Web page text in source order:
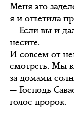
Меня это
я и ответила
— Если вы и
несите.
И совсем от
смотреть. Мы
за домами
— Господь
голос пророк.